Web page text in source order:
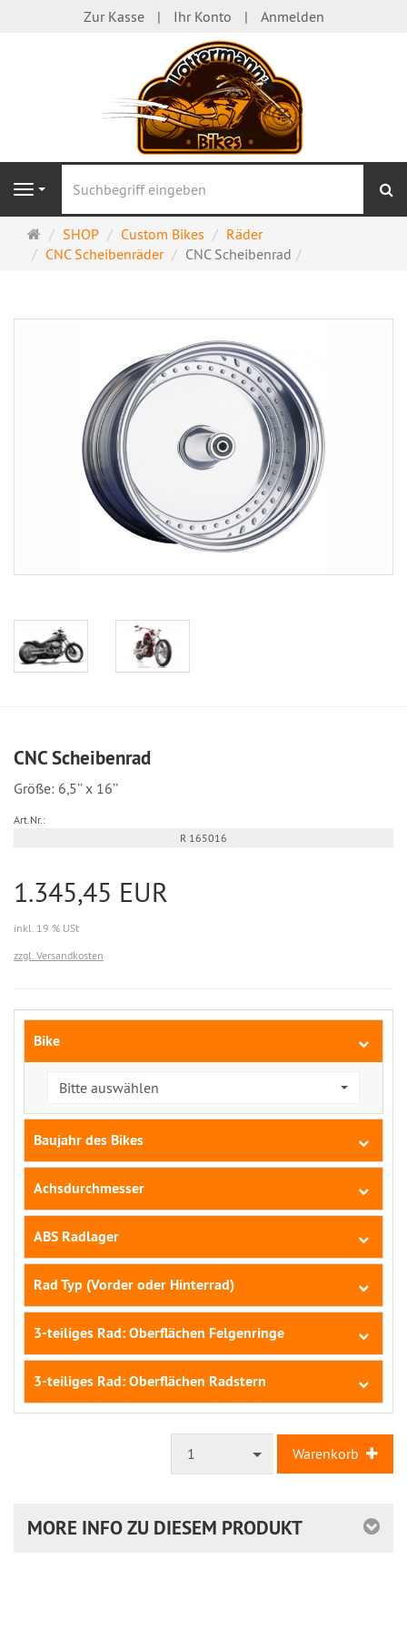
Zur Kasse Ihr Konto Anmelden
Navigation
Startseite
SHOP Custom Bikes
Räder
CNC Scheibenräder
CNC Scheibenrad
CNC Scheibenrad
Größe: 6,5’’ x 16’’
Art.Nr.:
R 165016
1.345,45 EUR
inkl. 19 % USt
zzgl. Versandkosten
Bike
Bitte auswählen
Baujahr des Bikes
Achsdurchmesser
ABS Radlager
Rad Typ (Vorder oder Hinterrad)
3-teiliges Rad: Oberflächen Felgenringe
3-teiliges Rad: Oberflächen Radstern
1 Warenkorb
MORE INFO ZU DIESEM PRODUKT